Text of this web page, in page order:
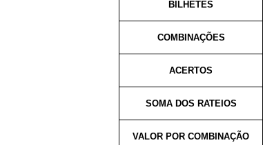
BILHETES
COMBINAÇÕES
ACERTOS
SOMA DOS RATEIOS
VALOR POR COMBINAÇÃO